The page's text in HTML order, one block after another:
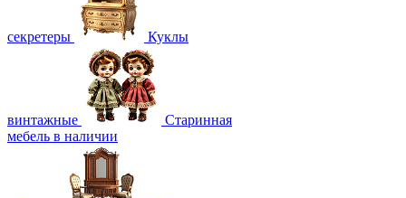
секретеры Куклы
винтажные
Старинная
мебель в наличии